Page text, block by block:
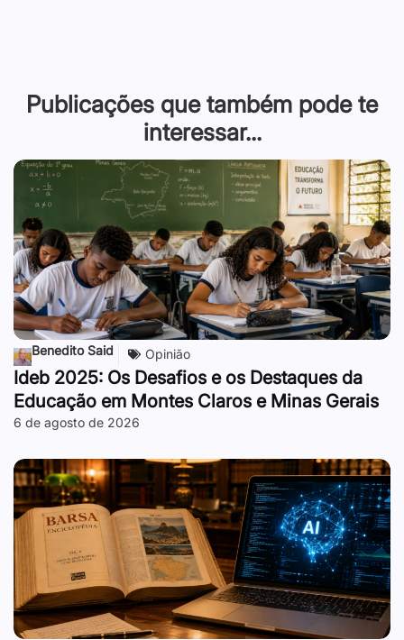
Publicações que também pode te
interessar...
Benedito Said Opinião
Ideb 2025: Os Desafios e os Destaques da
Educação em Montes Claros e Minas Gerais
6 de agosto de 2026